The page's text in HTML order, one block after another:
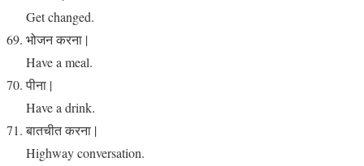
Get changed.
भोजन करना |
Have a meal.
पीना |
Have a drink.
बातचीत करना |
Highway conversation.